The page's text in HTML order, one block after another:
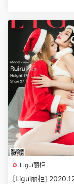
Ligui丽柜
[Ligui丽柜]